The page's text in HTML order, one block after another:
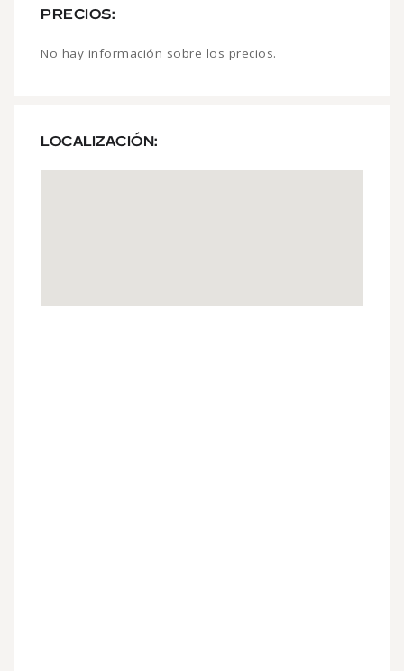
PRECIOS:
No hay información sobre los precios.
LOCALIZACIÓN: